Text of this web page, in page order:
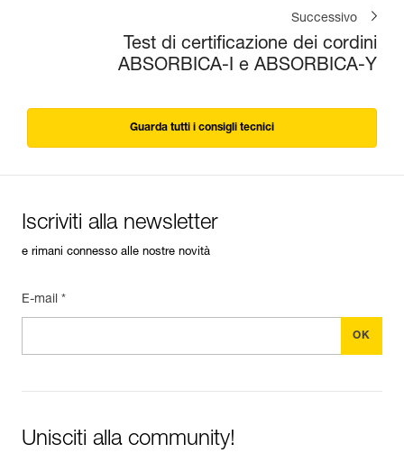
Successivo
Test di certificazione dei cordini
ABSORBICA-I e ABSORBICA-Y
Guarda tutti i consigli tecnici
Iscriviti alla newsletter
e rimani connesso alle nostre novità
E-mail *
Unisciti alla community!